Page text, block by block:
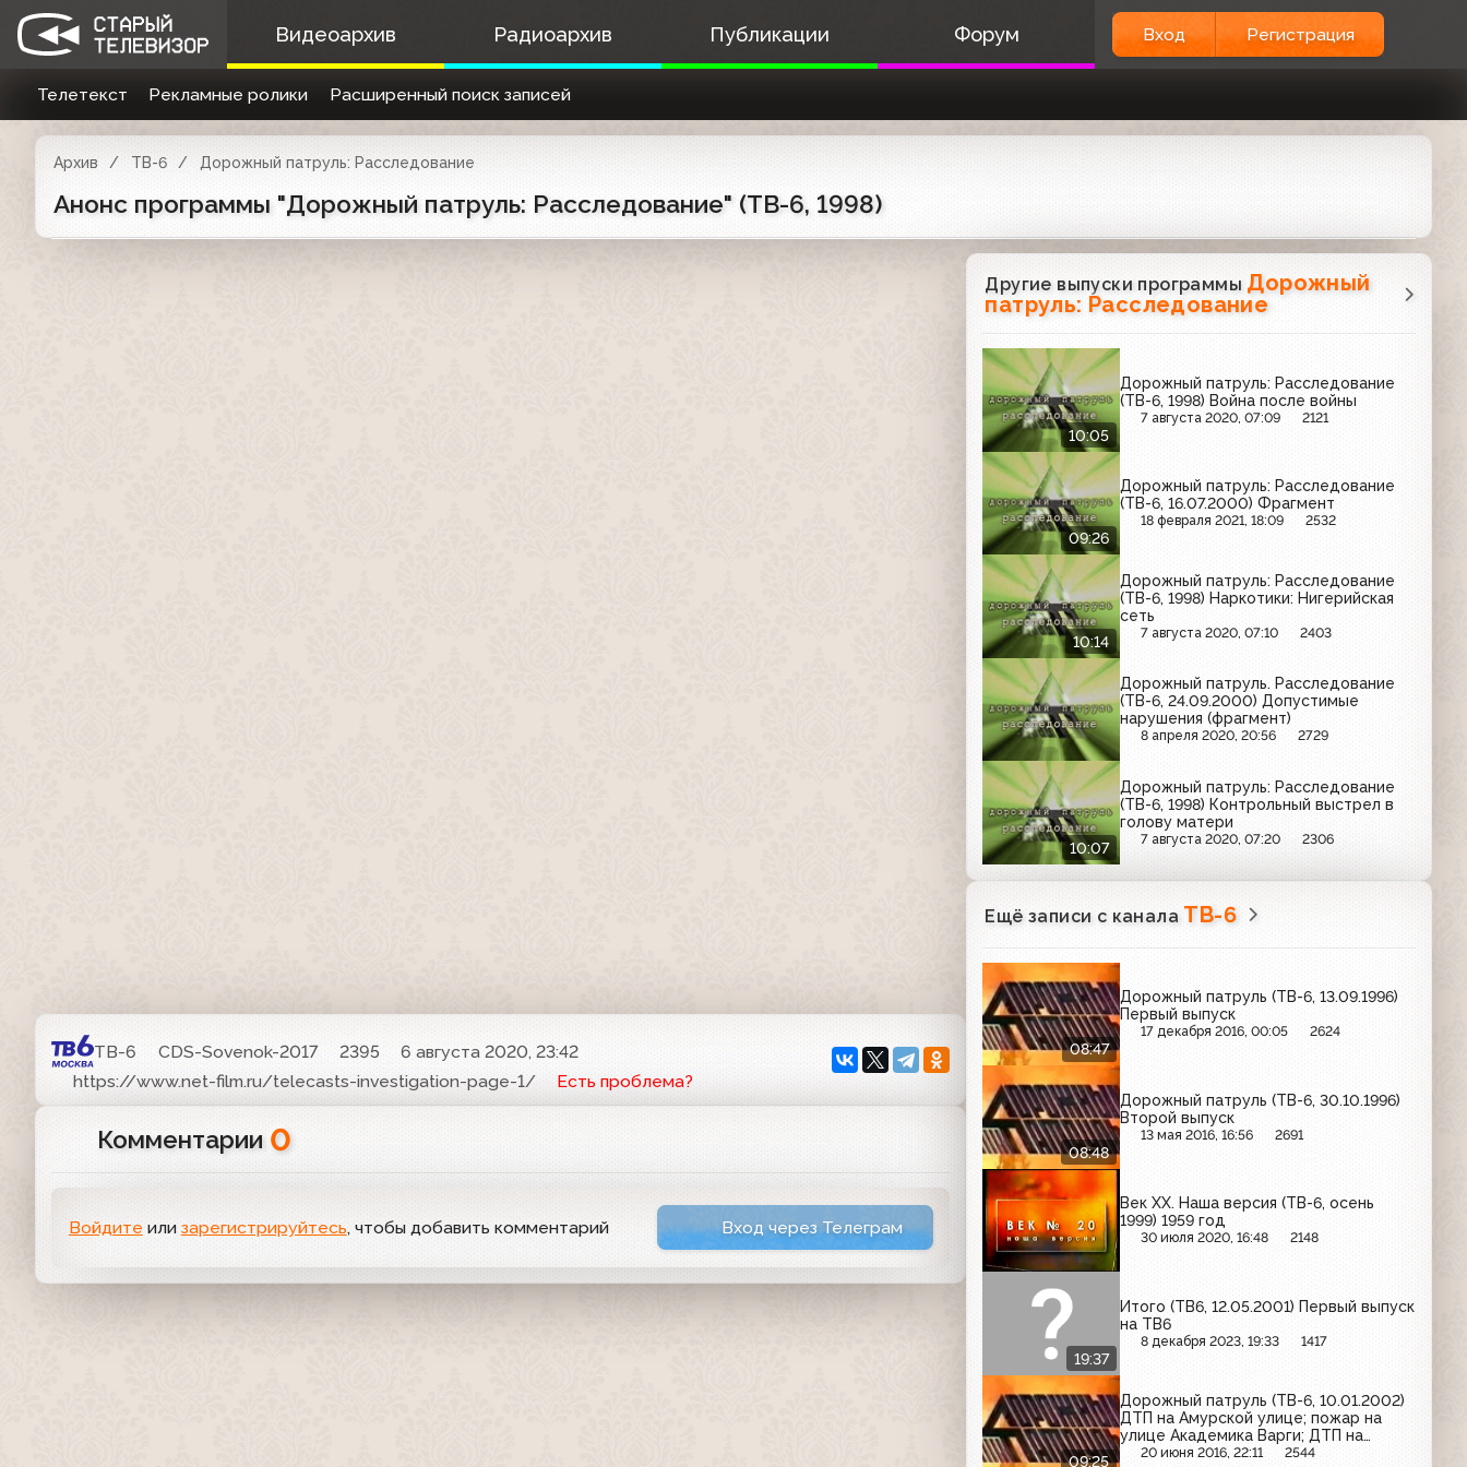
Видеоархив Радиоархив Публикации Форум Вход Регистрация
Телетекст Рекламные ролики Расширенный поиск записей
Архив ТВ-6 Дорожный патруль: Расследование
Анонс программы "Дорожный патруль: Расследование" (ТВ-6, 1998)
ТВ-6 CDS-Sovenok-2017 2395
6 августа 2020, 23:42
https://www.net-film.ru/telecasts-investigation-page-1/
Есть проблема?
Комментарии 0
Войдите или зарегистрируйтесь, чтобы добавить комментарий Вход через Телеграм
Другие выпуски программы Дорожный
патруль: Расследование
10:05
Дорожный патруль: Расследование
(ТВ-6, 1998) Война после войны
7 августа 2020, 07:09 2121
09:26
Дорожный патруль: Расследование
(ТВ-6, 16.07.2000) Фрагмент
18 февраля 2021, 18:09 2532
10:14
Дорожный патруль: Расследование
(ТВ-6, 1998) Наркотики: Нигерийская
сеть
7 августа 2020, 07:10 2403
Дорожный патруль. Расследование
(ТВ-6, 24.09.2000) Допустимые
нарушения (фрагмент)
8 апреля 2020, 20:56 2729
10:07
Дорожный патруль: Расследование
(ТВ-6, 1998) Контрольный выстрел в
голову матери
7 августа 2020, 07:20 2306
Ещё записи с канала ТВ-6
08:47
Дорожный патруль (ТВ-6, 13.09.1996)
Первый выпуск
17 декабря 2016, 00:05 2624
08:48
Дорожный патруль (ТВ-6, 30.10.1996)
Второй выпуск
13 мая 2016, 16:56 2691
Век XX. Наша версия (ТВ-6, осень
1999) 1959 год
30 июля 2020, 16:48 2148
19:37
Итого (ТВ6, 12.05.2001) Первый выпуск
на ТВ6
8 декабря 2023, 19:33 1417
09:25
Дорожный патруль (ТВ-6, 10.01.2002)
ДТП на Амурской улице; пожар на
улице Академика Варги; ДТП на
Красноказарменной улице
20 июня 2016, 22:11 2544